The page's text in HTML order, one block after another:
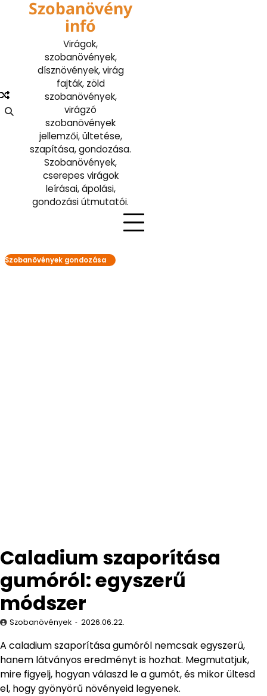
Szobanövény
infó
Virágok,
szobanövények,
dísznövények, virág
fajták, zöld
szobanövények,
virágzó
szobanövények
jellemzői, ültetése,
szapítása, gondozása.
Szobanövények,
cserepes virágok
leírásai, ápolási,
gondozási útmutatói.
Szobanövények gondozása
Caladium szaporítása
gumóról: egyszerű
módszer
Szobanövények 2026.06.22.
A caladium szaporítása gumóról nemcsak egyszerű,
hanem látványos eredményt is hozhat. Megmutatjuk,
mire figyelj, hogyan válaszd le a gumót, és mikor ültesd
el, hogy gyönyörű növényeid legyenek.